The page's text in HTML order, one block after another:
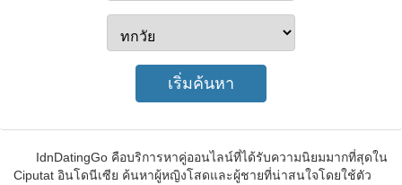
IdnDatingGo คือบริการหาคู่ออนไลน์ที่ได้รับความนิยมมากที่สุดใน
Ciputat อินโดนีเซีย ค้นหาผู้หญิงโสดและผู้ชายที่น่าสนใจโดยใช้ตัว